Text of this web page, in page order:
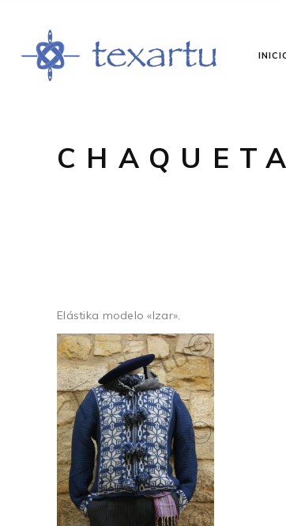
Elástika modelo «Izar».